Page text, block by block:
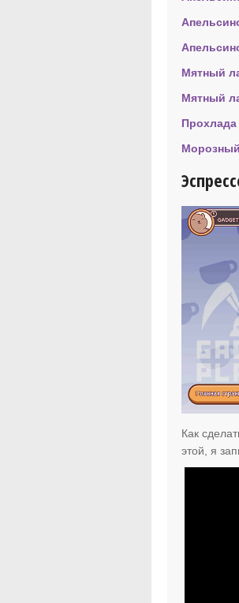
Мятный
Мятный
Как
этой, я